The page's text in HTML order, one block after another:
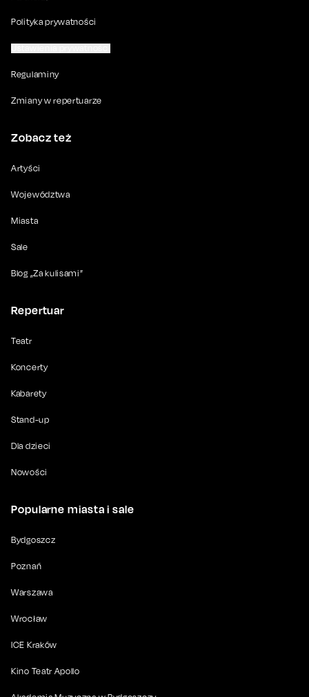
Polityka prywatności
Regulaminy
Zmiany w repertuarze
Zobacz też
Artyści
Województwa
Miasta
Sale
Blog „Za kulisami”
Repertuar
Teatr
Koncerty
Kabarety
Stand-up
Dla dzieci
Nowości
Popularne miasta i sale
Bydgoszcz
Poznań
Warszawa
Wrocław
ICE Kraków
Kino Teatr Apollo